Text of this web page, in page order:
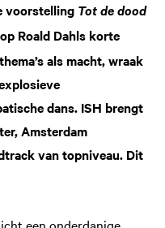
voorstelling Tot de dood
Roald Dahls korte
als macht, wraak
dans. ISH brengt
Amsterdam
van topniveau. Dit